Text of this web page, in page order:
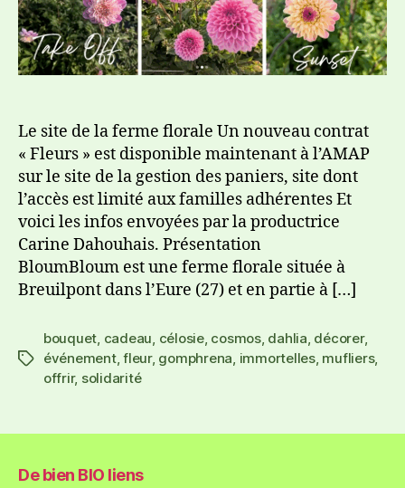
Le site de la ferme florale Un nouveau contrat
« Fleurs » est disponible maintenant à l’AMAP
sur le site de la gestion des paniers, site dont
l’accès est limité aux familles adhérentes Et
voici les infos envoyées par la productrice
Carine Dahouhais. Présentation
BloumBloum est une ferme florale située à
Breuilpont dans l’Eure (27) et en partie à […]
bouquet, cadeau, célosie, cosmos, dahlia, décorer,
événement,fleur, gomphrena, immortelles, mufliers,
offrir, solidarité
De bien BIO liens